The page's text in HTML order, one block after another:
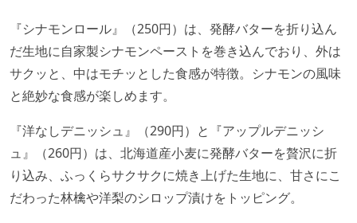
『シナモンロール』（250円）は、発酵バターを折り込ん
だ生地に自家製シナモンペーストを巻き込んでおり、外は
サクッと、中はモチッとした食感が特徴。シナモンの風味
と絶妙な食感が楽しめます。
『洋なしデニッシュ』（290円）と『アップルデニッシ
ュ』（260円）は、北海道産小麦に発酵バターを贅沢に折
り込み、ふっくらサクサクに焼き上げた生地に、甘さにこ
だわった林檎や洋梨のシロップ漬けをトッピング。